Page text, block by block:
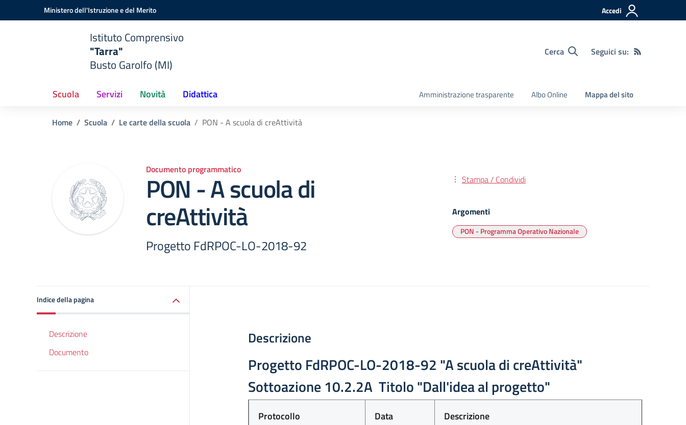
Vai ai contenuti
Vai al menu di navigazioneMinistero dell'Istruzione e del Merito Accedi
Istituto Comprensivo
"Tarra"
Busto Garolfo (MI)
Cerca Seguici su:
Scuola Servizi Novità Didattica Amministrazione trasparente Albo Online Mappa del sito
Home Scuola Le carte della scuola PON - A scuola di creAttività
Documento programmatico
PON - A scuola di
creAttività
Progetto FdRPOC-LO-2018-92
Stampa / Condividi
Argomenti
PON - Programma Operativo Nazionale
Indice della pagina
Descrizione
Documento
Descrizione
Progetto FdRPOC-LO-2018-92 "A scuola di creAttività"
Sottoazione 10.2.2A Titolo "Dall'idea al progetto"
Protocollo Data Descrizione